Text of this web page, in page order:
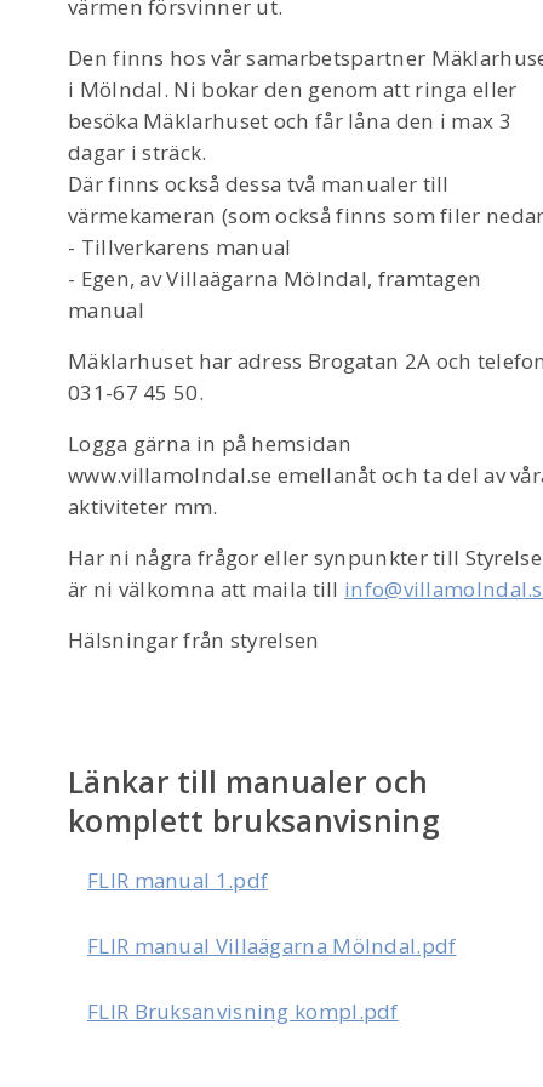
värmen försvinner ut.
Den finns hos vår samarbetspartner
i Mölndal. Ni bokar den genom att ringa eller
besöka Mäklarhuset och får låna den i max 3
dagar i sträck.
Där finns också dessa två manualer till
värmekameran (som också finns som filer
- Tillverkarens manual
- Egen, av Villaägarna Mölndal, framtagen
manual
Mäklarhuset har adress Brogatan 2A och telefon
031-67 45 50.
Logga gärna in på hemsidan
www.villamolndal.se emellanåt och ta del av
aktiviteter mm.
Har ni några frågor eller synpunkter till
är ni välkomna att maila till
Hälsningar från styrelsen
Länkar till manualer och
komplett bruksanvisning
FLIR manual 1.pdf
FLIR manual Villaägarna Mölndal.pdf
FLIR Bruksanvisning kompl.pdf